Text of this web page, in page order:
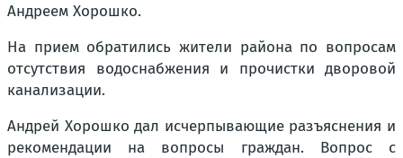
Андреем Хорошко.
На прием обратились жители района по вопросам
отсутствия водоснабжения и прочистки дворовой
канализации.
Андрей Хорошко дал исчерпывающие разъяснения и
рекомендации на вопросы граждан. Вопрос с